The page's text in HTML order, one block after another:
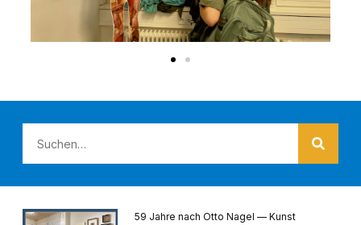
59 Jahre nach Otto Nagel — Kunst